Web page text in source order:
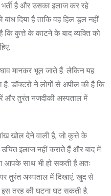
भर्ती है और उसका इलाज कर रहे
दिया है ताकि वह हिल डूल नहीं
कि कुत्ते के काटने के बाद व्यक्ति को
घाव मानकर भूल जाते हैं. लेकिन यह
डॉक्टरों ने लोगों से अपील की है कि
और तुरंत नजदीकी अस्पताल में
खोल देने वाली है, जो कुत्ते के
इलाज नहीं कराते हैं और बाद में
आपके साथ भी हो सकती है.अतः
तुरंत अस्पताल में दिखाएं. खुद से
तरह की घटना घट सकती है.